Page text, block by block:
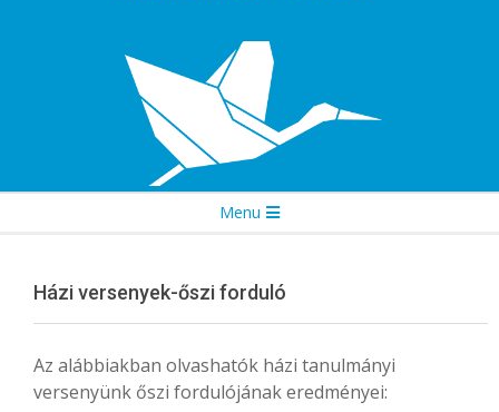
Indulunk! Hamarosan újraindul oldalunk!
Menu
Házi versenyek-őszi forduló
Az alábbiakban olvashatók házi tanulmányi
versenyünk őszi fordulójának eredményei: